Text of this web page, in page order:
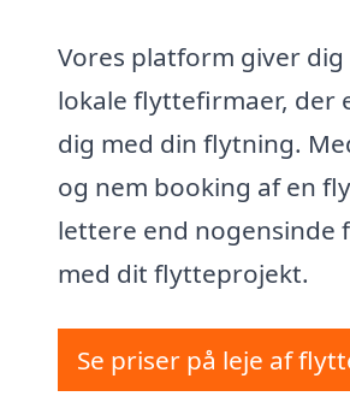
Vores platform giver
lokale flyttefirmaer, der
dig med din flytning.
og nem booking af en
lettere end nogensinde
med dit flytteprojekt.
Se priser på leje af